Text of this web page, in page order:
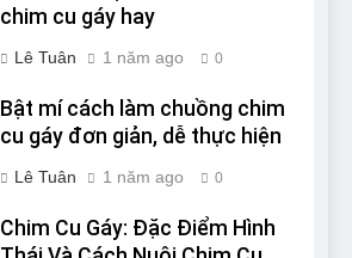
chim cu gáy hay
Lê Tuân 1 năm ago 0
Bật mí cách làm chuồng chim
cu gáy đơn giản, dễ thực hiện
Lê Tuân 1 năm ago 0
Chim Cu Gáy: Đặc Điểm Hình